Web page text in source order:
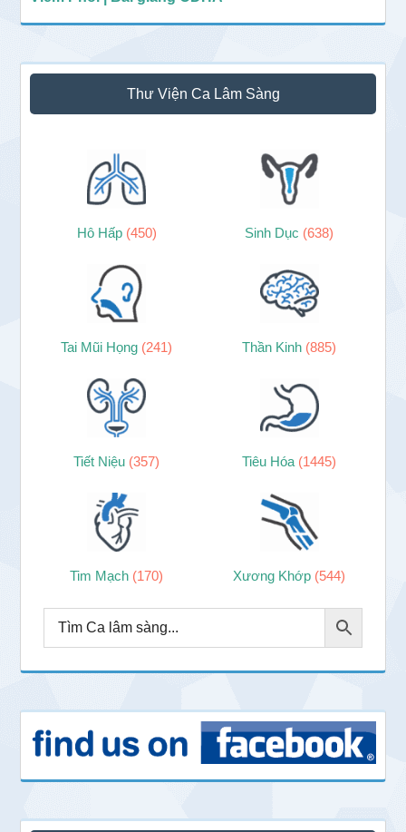
Thư Viện Ca Lâm Sàng
Hô Hấp (450) Sinh Dục (638)
Tai Mũi Họng (241) Thần Kinh (885)
Tiết Niệu (357) Tiêu Hóa (1445)
Tim Mạch (170) Xương Khớp (544)